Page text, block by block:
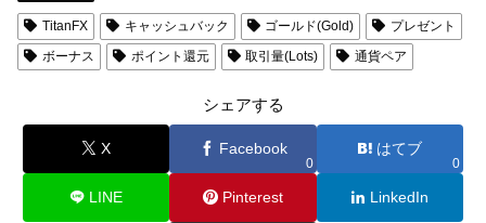
TitanFX キャッシュバック ゴールド(Gold)
プレゼント
ボーナス
ポイント還元 取引量(Lots) 通貨ペア
シェアする
X Facebook
0
はてブ
0
LINE Pinterest LinkedIn